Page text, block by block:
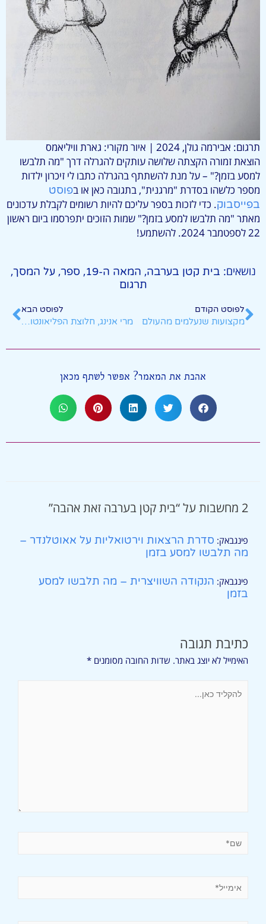
תרגום: אבירמה גולן, 2024 | איור מקורי: גארת וויליאמס
הוצאת זמורה הקצתה שלושה עותקים להגרלה דרך "מה תלבשו
למסע בזמן?" – על מנת להשתתף בהגרלה כתבו לי זיכרון ילדות
מספר כלשהו בסדרת "מרגנית", בתגובה כאן או בפוסט
בפייסבוק. כדי לזכות בספר עליכם להיות רשומים לקבלת עדכונים
מאתר "מה תלבשו למסע בזמן?" שמות הזוכים יתפרסמו ביום ראשון
22 לספטמבר 2024. להשתמע!
נושאים: בית קטן בערבה, המאה ה-19 , ספר, על המסך,
תרגום
לפוסט הקודם
מקצועות שנעלמים מהעולם
לפוסט הבא
מרי אנינג, חלוצת הפליאונטולוגיה
אהבת את המאמר? אפשר לשתף מכאן
2 מחשבות על “בית קטן בערבה זאת אהבה”
פינגבאק: סדרת הרצאות וירטואליות על אאוטלנדר –
מה תלבשו למסע בזמן
פינגבאק: הנקודה השוויצרית – מה תלבשו למסע
בזמן
כתיבת תגובה
האימייל לא יוצג באתר. שדות החובה מסומנים *